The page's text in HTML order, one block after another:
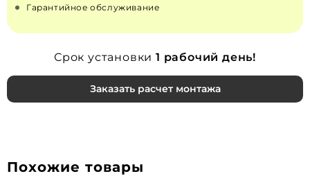
Гарантийное обслуживание
Срок установки 1 рабочий день!
Заказать расчет монтажа
Похожие товары